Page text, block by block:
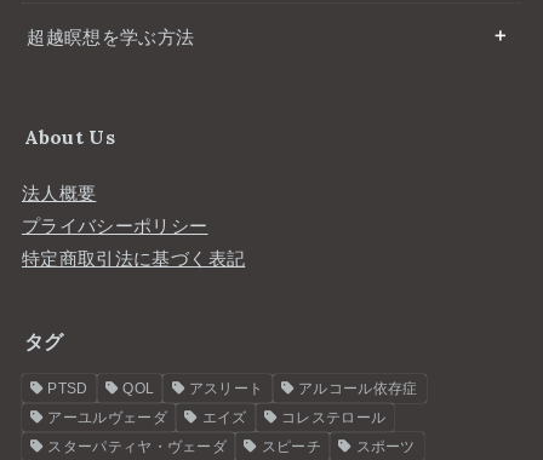
超越瞑想を学ぶ方法
About Us
法人概要
プライバシーポリシー
特定商取引法に基づく表記
タグ
PTSD QOL アスリート
アルコール依存症
アーユルヴェーダ
エイズ
コレステロール
スターパティヤ・ヴェーダ
スピーチ スポーツ